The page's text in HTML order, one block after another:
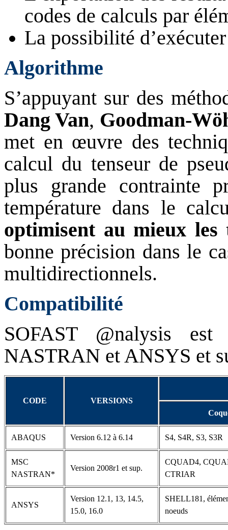
codes de calculs par
La possibilité
Algorithme
S’appuyant sur des
Dang Van, Goodman-
met en œuvre des
calcul du tenseur de
plus grande contrainte
température dans le
optimisent au mieux les
bonne précision dans le
multidirectionnels.
Compatibilité
SOFAST @nalysis
NASTRAN et ANSYS et
CODE
VERSIONS
ABAQUS Version 6.12 à 6.14 S4, S4R, S3, S3R
MSC
NASTRAN*
Version 2008r1 et sup.
CQUAD4,
CTRIAR
ANSYS
Version 12.1, 13, 14.5,
15.0, 16.0
SHELL181,
noeuds